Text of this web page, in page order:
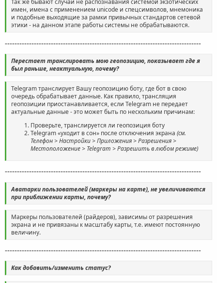
Так же бывают случаи не распознавания системой экзотических
имен, имена с применением unicode и спецсимволов, мнемоника
и подобные выходящие за рамки привычных стандартов сетевой
этики - на данном этапе работы системы не обрабатываются.
---------------------------------------------------------------------------------
Перестает транслировать мою геопозицию, показывает где я
был раньше, неактуальную, почему?
Telegram транслирует Вашу геопозицию боту, где бот в свою
очередь обрабатывает данные. Как правило, трансляция
геопозиции приостанавливается, если Telegram не передает
актуальные данные - это может быть по нескольким причинам:
Проверьте, транслируется ли геопозиция боту
Telegram «уходит в сон» после отключения экрана (см.
Телефон > Настройки > Приложения > Разрешения >
Местоположение > Telegram > Разрешить в любом режиме)
---------------------------------------------------------------------------------
Аватарки пользователей (маркеры на карте), не увеличиваются
при приближении карты, почему?
Маркеры пользователей (райдеров), зависимы от разрешения
экрана и не привязаны к масштабу карты, т.е. имеют постоянную
величину.
---------------------------------------------------------------------------------
Как добавить/изменить статус?